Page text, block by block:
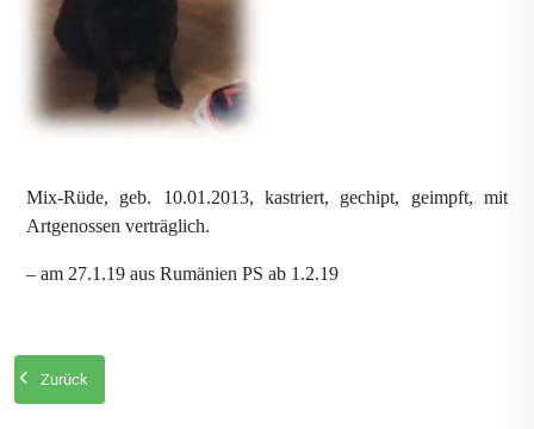
Mix-Rüde, geb. 10.01.2013, kastriert, gechipt, geimpft, mit
Artgenossen verträglich.
– am 27.1.19 aus Rumänien PS ab 1.2.19
Zurück